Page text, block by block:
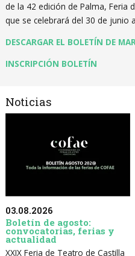
de la 42 edición de Palma, Feria
que se celebrará del 30 de junio
DESCARGAR EL BOLETÍN DE
INSCRIPCIÓN BOLETÍN
Noticias
03.08.2026
Boletín de agosto:
convocatorias, ferias y
actualidad
XXIX Feria de Teatro de Castilla